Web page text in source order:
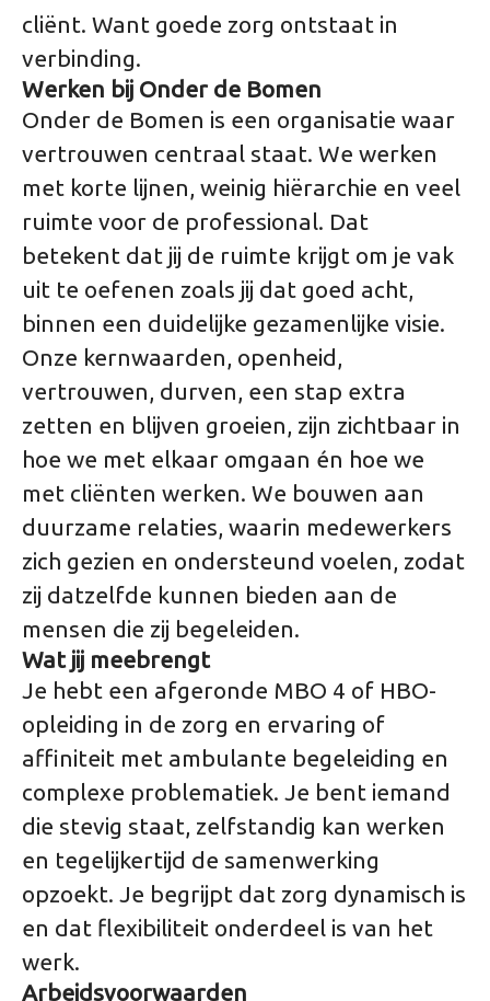
cliënt. Want goede zorg ontstaat in
verbinding.
Werken bij Onder de Bomen
Onder de Bomen is een organisatie waar
vertrouwen centraal staat. We werken
met korte lijnen, weinig hiërarchie en veel
ruimte voor de professional. Dat
betekent dat jij de ruimte krijgt om je vak
uit te oefenen zoals jij dat goed acht,
binnen een duidelijke gezamenlijke visie.
Onze kernwaarden, openheid,
vertrouwen, durven, een stap extra
zetten en blijven groeien, zijn zichtbaar in
hoe we met elkaar omgaan én hoe we
met cliënten werken. We bouwen aan
duurzame relaties, waarin medewerkers
zich gezien en ondersteund voelen, zodat
zij datzelfde kunnen bieden aan de
mensen die zij begeleiden.
Wat jij meebrengt
Je hebt een afgeronde MBO 4 of HBO-
opleiding in de zorg en ervaring of
affiniteit met ambulante begeleiding en
complexe problematiek. Je bent iemand
die stevig staat, zelfstandig kan werken
en tegelijkertijd de samenwerking
opzoekt. Je begrijpt dat zorg dynamisch is
en dat flexibiliteit onderdeel is van het
werk.
Arbeidsvoorwaarden